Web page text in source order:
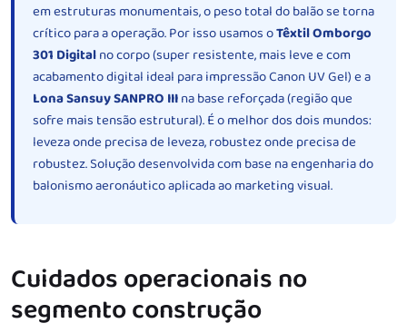
em estruturas monumentais, o peso total do balão se torna
crítico para a operação. Por isso usamos oTêxtil Omborgo
301 Digitalno corpo (super resistente, mais leve e com
acabamento digital ideal para impressão Canon UV Gel) e a
Lona Sansuy SANPRO IIIna base reforçada (região que
sofre mais tensão estrutural). É o melhor dos dois mundos:
leveza onde precisa de leveza, robustez onde precisa de
robustez. Solução desenvolvida com base na engenharia do
balonismo aeronáutico aplicada ao marketing visual.
Cuidados operacionais no
segmento construção